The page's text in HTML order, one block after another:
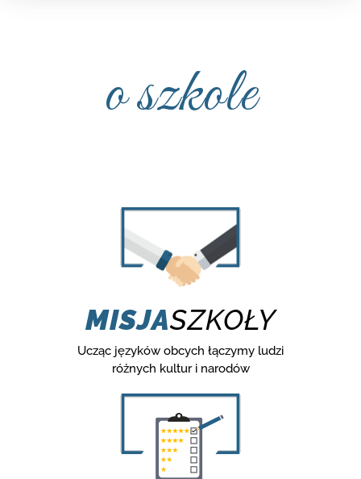
o szkole
MISJASZKOŁY
Ucząc języków obcych łączymy ludzi
różnych kultur i narodów